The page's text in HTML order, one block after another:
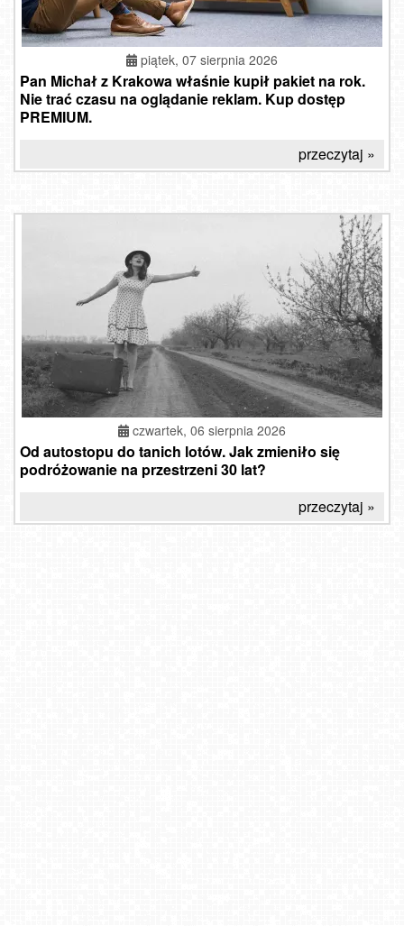
piątek, 07 sierpnia 2026
Pan Michał z Krakowa właśnie kupił pakiet na rok.
Nie trać czasu na oglądanie reklam. Kup dostęp
PREMIUM.
przeczytaj »
czwartek, 06 sierpnia 2026
Od autostopu do tanich lotów. Jak zmieniło się
podróżowanie na przestrzeni 30 lat?
przeczytaj »